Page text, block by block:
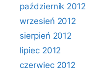
październik 2012
wrzesień 2012
sierpień 2012
lipiec 2012
czerwiec 2012